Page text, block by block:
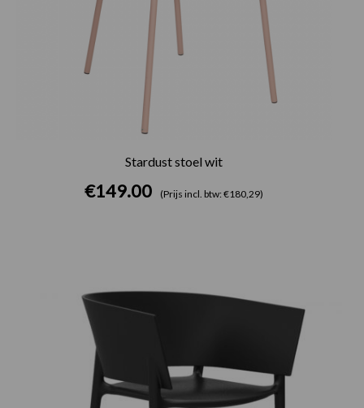
Stardust stoel wit
€149.00 (Prijs incl. btw: €180,29)